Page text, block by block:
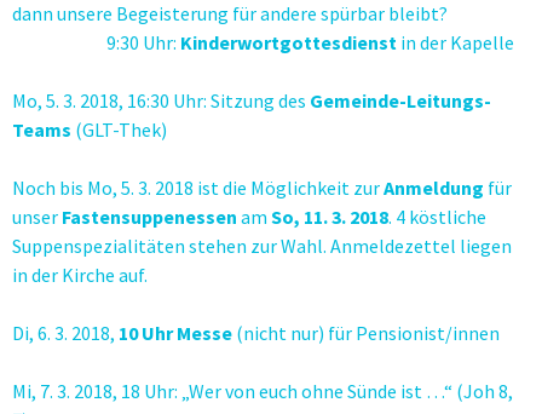
dann unsere Begeisterung für andere spürbar bleibt?
9:30 Uhr: Kinderwortgottesdienst in der Kapelle
Mo, 5. 3. 2018, 16:30 Uhr: Sitzung des Gemeinde-Leitungs-
Teams (GLT-Thek)
Noch bis Mo, 5. 3. 2018 ist die Möglichkeit zurAnmeldung für
unser Fastensuppenessen am So, 11. 3. 2018. 4 köstliche
Suppenspezialitäten stehen zur Wahl. Anmeldezettel liegen
in der Kirche auf.
Di, 6. 3. 2018, 10 Uhr Messe (nicht nur) für Pensionist/innen
Mi, 7. 3. 2018, 18 Uhr: „Wer von euch ohne Sünde ist …“ (Joh 8,